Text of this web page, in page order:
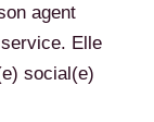
agent
Elle
social(e)